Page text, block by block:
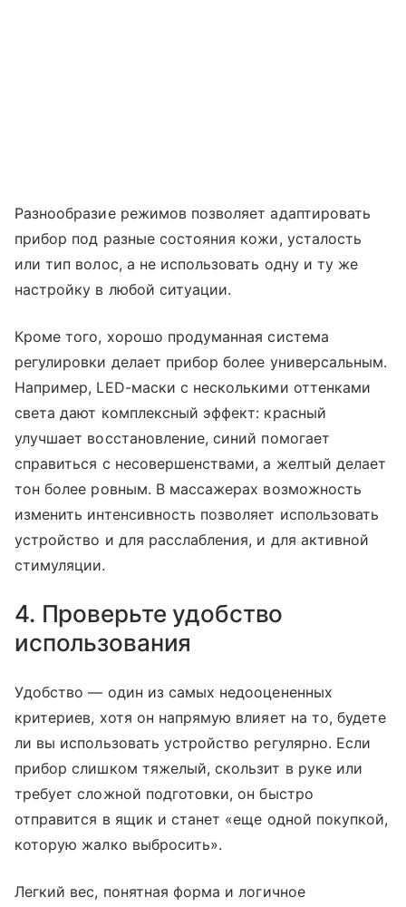
Разнообразие режимов позволяет адаптировать
прибор под разные состояния кожи, усталость
или тип волос, а не использовать одну и ту же
настройку в любой ситуации.
Кроме того, хорошо продуманная система
регулировки делает прибор более универсальным.
Например, LED-маски с несколькими оттенками
света дают комплексный эффект: красный
улучшает восстановление, синий помогает
справиться с несовершенствами, а желтый делает
тон более ровным. В массажерах возможность
изменить интенсивность позволяет использовать
устройство и для расслабления, и для активной
стимуляции.
4. Проверьте удобство
использования
Удобство — один из самых недооцененных
критериев, хотя он напрямую влияет на то, будете
ли вы использовать устройство регулярно. Если
прибор слишком тяжелый, скользит в руке или
требует сложной подготовки, он быстро
отправится в ящик и станет «еще одной покупкой,
которую жалко выбросить».
Легкий вес, понятная форма и логичное